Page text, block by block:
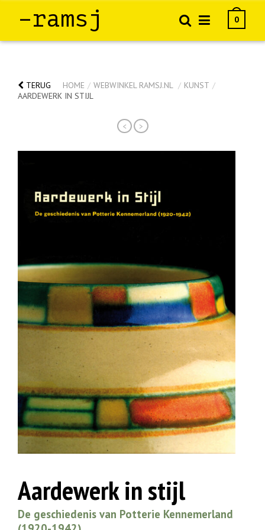
–ramsj 0
TERUG HOME / WEBWINKEL RAMSJ.NL / KUNST /
AARDEWERK IN STIJL
< >
Aardewerk in stijl
De geschiedenis van Potterie Kennemerland